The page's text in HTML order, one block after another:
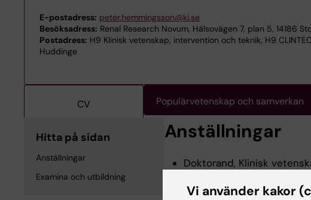
E-postadress: peter.hemmingsson@ki.se
Besöksadress: Renal Research Novum, Hälsovägen 7, plan 5, 14186
Postadress: H9 Klinisk vetenskap, intervention och teknik, H9
Huddinge
CV Populärvetenskap och samverkan
Hitta på sidan
Anställningar
Examina och utbildning
Anställningar
Doktorand, Klinisk
Vi använder kakor